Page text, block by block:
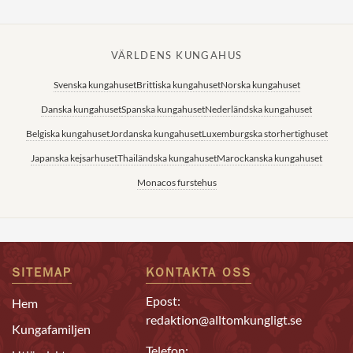
VÄRLDENS KUNGAHUS
Svenska kungahusetBrittiska kungahusetNorska kungahuset
Danska kungahusetSpanska kungahusetNederländska kungahuset
Belgiska kungahusetJordanska kungahusetLuxemburgska storhertighuset
Japanska kejsarhusetThailändska kungahusetMarockanska kungahuset
Monacos furstehus
SITEMAP
Hem
Kungafamiljen
KONTAKTA OSS
Epost:
redaktion@alltomkungligt.se